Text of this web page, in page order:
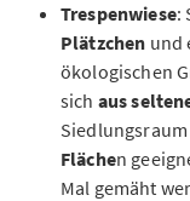
Trespenwiese:
Plätzchen und
ökologischen
sich aus
Flächen
Mal gemäht